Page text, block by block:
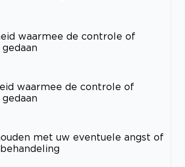
waarmee de controle of
waarmee de controle of
met uw eventuele angst of